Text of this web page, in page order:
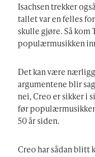
Isachsen trekker
tallet var en felles
skulle gjøre. Så kom
populærmusikken
Det kan være
argumentene blir
nei, Creo er sikker i
før
50 år siden.
Creo har sådan blitt